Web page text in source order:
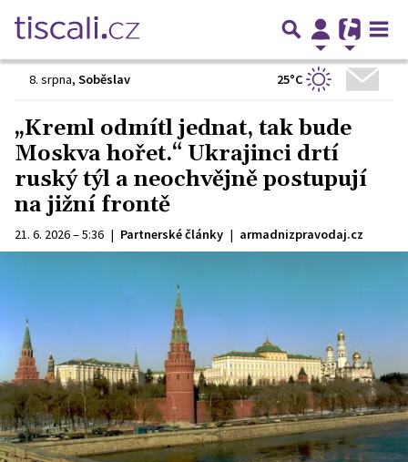
8. srpna, Soběslav 25°C
„Kreml odmítl jednat, tak bude
Moskva hořet.“ Ukrajinci drtí
ruský týl a neochvějně postupují
na jižní frontě
21. 6. 2026 – 5:36 | Partnerské články | armadnizpravodaj.cz